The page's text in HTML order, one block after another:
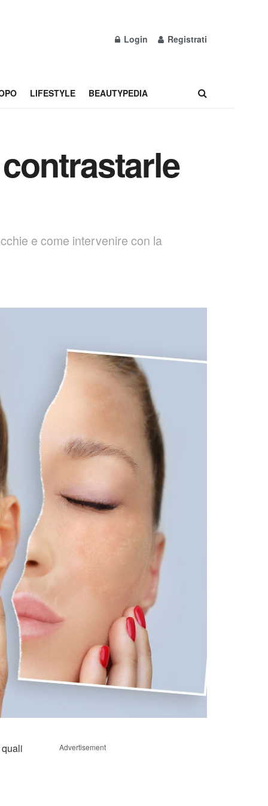
Login Registrati
LIFESTYLE BEAUTYPEDIA
e come intervenire con la
Advertisement